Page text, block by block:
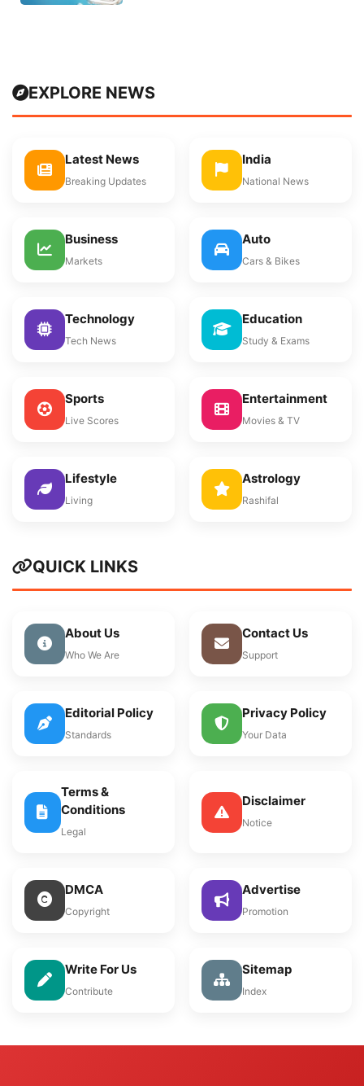
EXPLORE NEWS
Latest News
Breaking Updates
India
National News
Business
Markets
Auto
Cars & Bikes
Technology
Tech News
Education
Study & Exams
Sports
Live Scores
Entertainment
Movies & TV
Lifestyle
Living
Astrology
Rashifal
QUICK LINKS
About Us
Who We Are
Contact Us
Support
Editorial Policy
Standards
Privacy Policy
Your Data
Terms &
Conditions
Legal
Disclaimer
Notice
DMCA
Copyright
Advertise
Promotion
Write For Us
Contribute
Sitemap
Index